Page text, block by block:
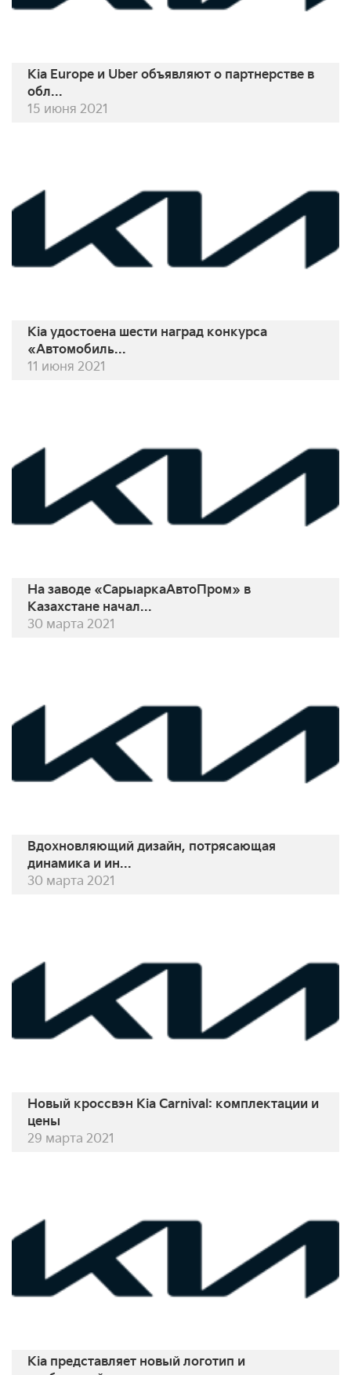
Kia Europe и Uber объявляют о партнерстве в
обл...
15 июня 2021
Kia удостоена шести наград конкурса
«Автомобиль...
11 июня 2021
На заводе «СарыаркаАвтоПром» в
Казахстане начал...
30 марта 2021
Вдохновляющий дизайн, потрясающая
динамика и ин...
30 марта 2021
Новый кроссвэн Kia Carnival: комплектации и
цены
29 марта 2021
Kia представляет новый логотип и